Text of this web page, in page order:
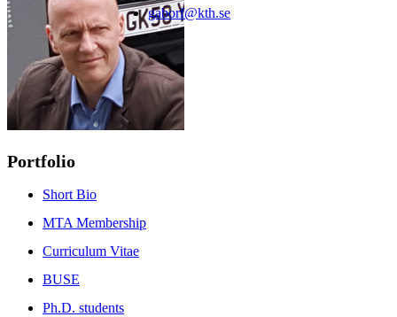
gaborf@kth.se
Portfolio
Short Bio
MTA Membership
Curriculum Vitae
BUSE
Ph.D. students